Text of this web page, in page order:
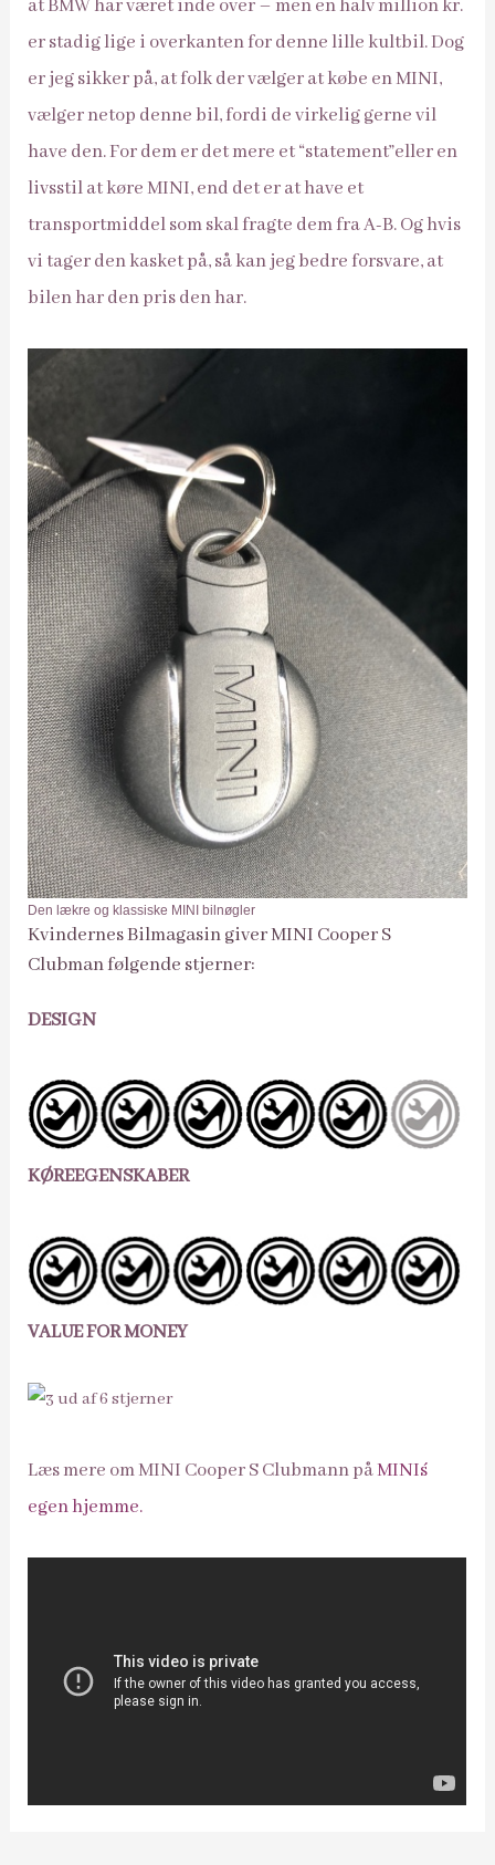
at BMW har været inde over – men en halv million kr.
er stadig lige i overkanten for denne lille kultbil. Dog
er jeg sikker på, at folk der vælger at købe en MINI,
vælger netop denne bil, fordi de virkelig gerne vil
have den. For dem er det mere et “statement”eller en
livsstil at køre MINI, end det er at have et
transportmiddel som skal fragte dem fra A-B. Og hvis
vi tager den kasket på, så kan jeg bedre forsvare, at
bilen har den pris den har.
Den lækre og klassiske MINI bilnøgler
Kvindernes Bilmagasin giver MINI Cooper S
Clubman følgende stjerner:
DESIGN
KØREEGENSKABER
VALUE FOR MONEY
Læs mere om MINI Cooper S Clubmann påMINI´s
egen hjemme.